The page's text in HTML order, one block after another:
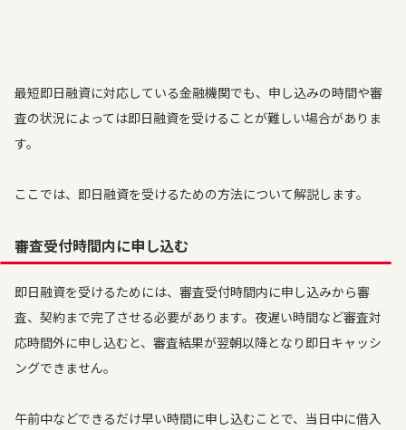
最短即日融資に対応している金融機関でも、申し込みの時間や審
査の状況によっては即日融資を受けることが難しい場合がありま
す。
ここでは、即日融資を受けるための方法について解説します。
審査受付時間内に申し込む
即日融資を受けるためには、審査受付時間内に申し込みから審
査、契約まで完了させる必要があります。夜遅い時間など審査対
応時間外に申し込むと、審査結果が翌朝以降となり即日キャッシ
ングできません。
午前中などできるだけ早い時間に申し込むことで、当日中に借入